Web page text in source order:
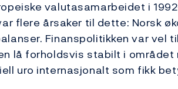
valutasamarbeidet i
flere årsaker til dette: Norsk
Finanspolitikken var vel
lå forholdsvis stabilt i området
uro internasjonalt som fikk